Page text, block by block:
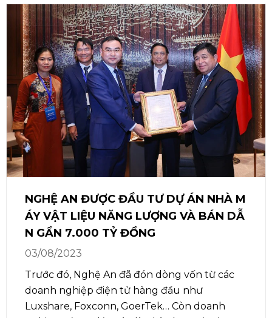
NGHỆ AN ĐƯỢC ĐẦU TƯ DỰ ÁN NHÀ M
ÁY VẬT LIỆU NĂNG LƯỢNG VÀ BÁN DẪ
N GẦN 7.000 TỶ ĐỒNG
03/08/2023
Trước đó, Nghệ An đã đón dòng vốn từ các
doanh nghiệp điện tử hàng đầu như
Luxshare, Foxconn, GoerTek… Còn doanh